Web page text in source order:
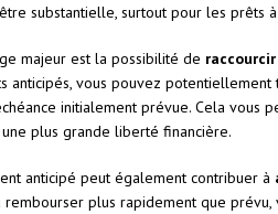
substantielle, surtout pour les prêts
majeur est la possibilité de
anticipés, vous pouvez
initialement prévue. Cela
plus grande liberté financière.
anticipé peut également contribuer à
rembourser plus rapidement que